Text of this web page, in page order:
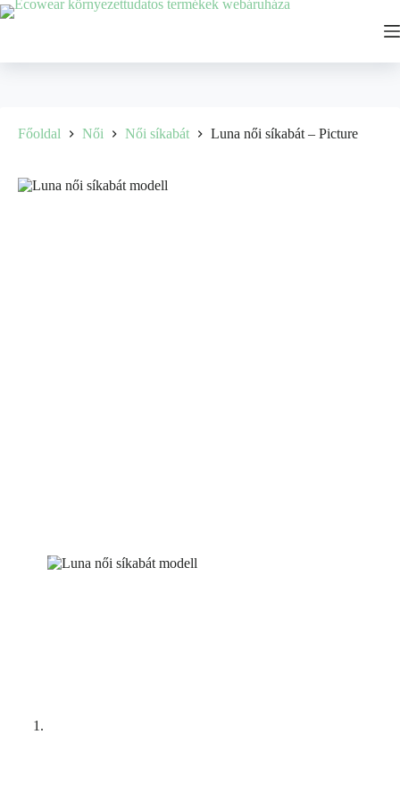
Főoldal Női Női síkabát Luna női síkabát – Picture